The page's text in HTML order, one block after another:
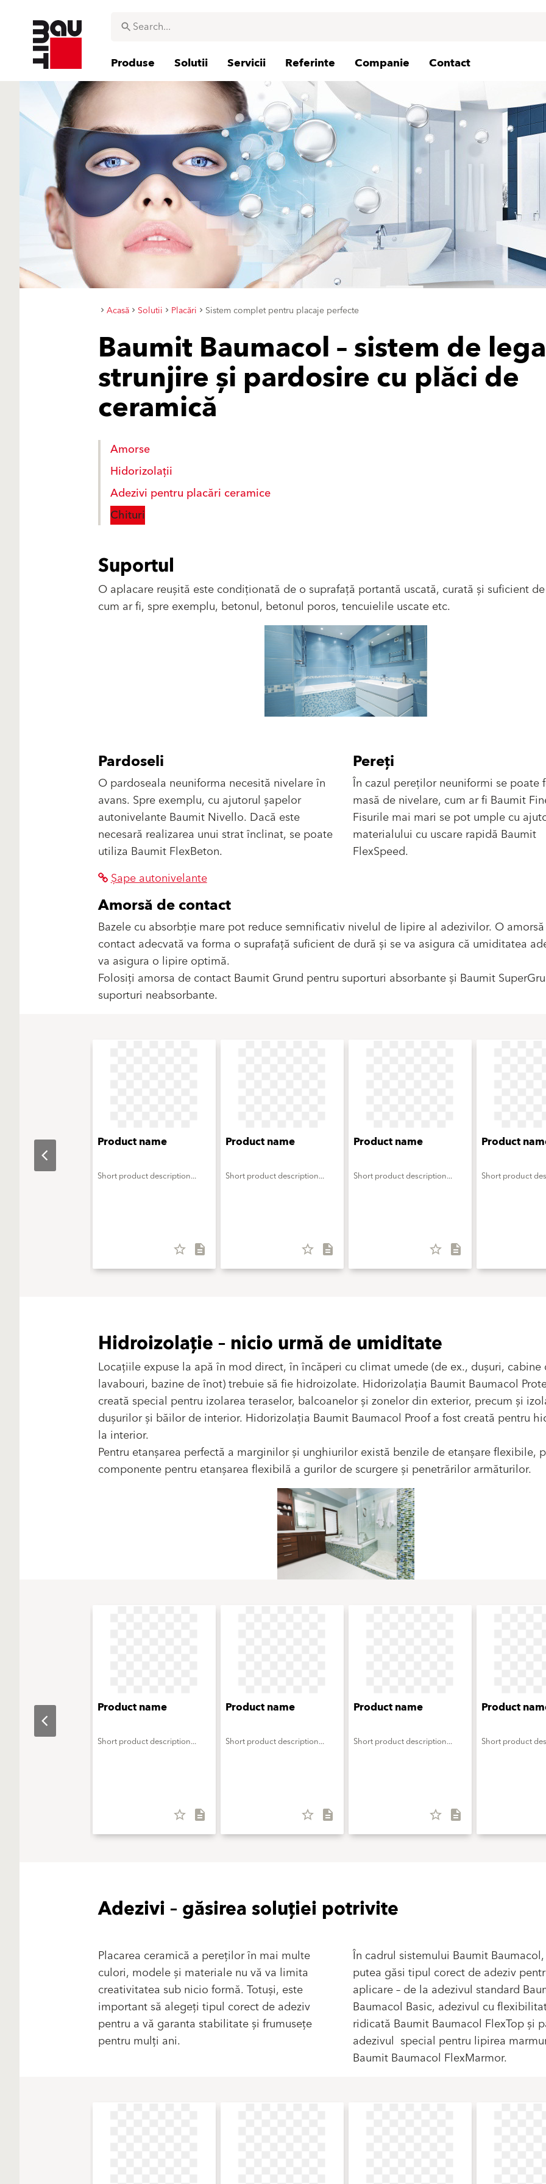
Produse Solutii Servicii Referinte Companie Contact
Acasă Solutii Placări Sistem complet pentru placaje perfecte
Baumit Baumacol – sistem de
strunjire și pardosire cu plăci de
ceramică
Amorse
Hidorizolații
Adezivi pentru placări ceramice
Chituri
Suportul
O aplacare reușită este condiționată de o suprafață portantă uscată, curată și suficient
cum ar fi, spre exemplu, betonul, betonul poros, tencuielile uscate etc.
Pardoseli
O pardoseala neuniforma necesită nivelare în
avans. Spre exemplu, cu ajutorul șapelor
autonivelante Baumit Nivello. Dacă este
necesară realizarea unui strat înclinat, se poate
utiliza Baumit FlexBeton.
Șape autonivelante
Pereți
În cazul pereților neuniformi se poate
masă de nivelare, cum ar fi Baumit
Fisurile mai mari se pot umple cu
materialului cu uscare rapidă Baumit
FlexSpeed.
Amorsă de contact
Bazele cu absorbție mare pot reduce semnificativ nivelul de lipire al adezivilor. O
contact adecvată va forma o suprafață suficient de dură și se va asigura că umiditatea
va asigura o lipire optimă.
Folosiți amorsa de contact Baumit Grund pentru suporturi absorbante și Baumit
suporturi neabsorbante.
name Product name
Short product description...
star_border description
Product name
Short product description...
star_border description
Product name
Short product description...
star_border description
Product
Short product
Hidroizolație – nicio urmă de umiditate
Locațiile expuse la apă în mod direct, în încăperi cu climat umede (de ex., dușuri, cabine
lavabouri, bazine de înot) trebuie să fie hidroizolate. Hidorizolația Baumit Baumacol
creată special pentru izolarea teraselor, balcoanelor și zonelor din exterior, precum și
dușurilor și băilor de interior. Hidorizolația Baumit Baumacol Proof a fost creată pentru
la interior.
Pentru etanșarea perfectă a marginilor și unghiurilor există benzile de etanșare flexibile,
componente pentru etanșarea flexibilă a gurilor de scurgere și penetrărilor armăturilor.
name Product name
Short product description...
star_border description
Product name
Short product description...
star_border description
Product name
Short product description...
star_border description
Product
Short product
Adezivi – găsirea soluției potrivite
Placarea ceramică a pereților în mai multe
culori, modele și materiale nu vă va limita
creativitatea sub nicio formă. Totuși, este
important să alegeți tipul corect de adeziv
pentru a vă garanta stabilitate și frumusețe
pentru mulți ani.
În cadrul sistemului Baumit
putea găsi tipul corect de adeziv
aplicare – de la adezivul standard
Baumacol Basic, adezivul cu
ridicată Baumit Baumacol FlexTop și
adezivul special pentru lipirea
Baumit Baumacol FlexMarmor.